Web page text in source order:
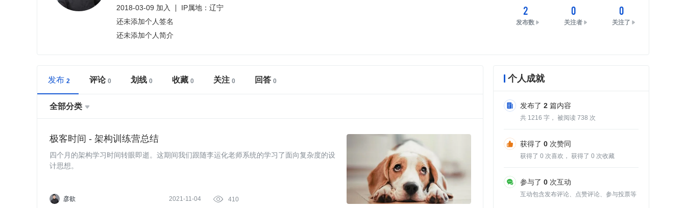
2018-03-09 加入
IP属地：辽宁
还未添加个人签名
还未添加个人简介
2
发布数
0
关注者
0
关注了
发布 评论 划线 收藏 关注 回答
全部分类 
极客时间 - 架构训练营总结
四个月的架构学习时间转眼即逝。这期间我们跟随李运化老师系统的学习了面向复杂度的设
计思想。
彦欲 2021-11-04  410
个人成就
发布了 2 篇内容
共 1216 字， 被阅读 738 次
获得了 0 次赞同
获得了 0 次喜欢， 获得了 0 次收藏
参与了 0 次互动
互动包含发布评论、点赞评论、参与投票等